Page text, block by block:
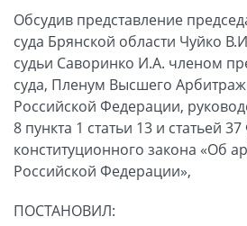
Обсудив представление
суда Брянской области Чуйко
судьи Саворинко И.А. членом
суда, Пленум Высшего
Российской Федерации,
8 пункта 1 статьи 13 и статьей
конституционного закона «Об
Российской Федерации»,
ПОСТАНОВИЛ: